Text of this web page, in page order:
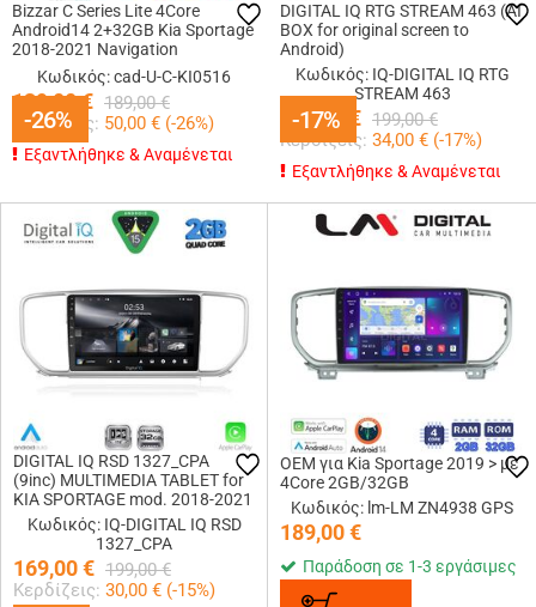
-26%
Bizzar C Series Lite 4Core
Android14 2+32GB Kia Sportage
2018-2021 Navigation
Multimedia Tablet 9
Κωδικός: cad-U-C-KI0516
139,00€ 189,00 €
Κερδίζεις: 50,00 € (-26%)
-26%
Εξαντλήθηκε & Αναμένεται
-17%
DIGITAL IQ RTG STREAM 463 (AI
BOX for original screen to
Android)
Κωδικός: IQ-DIGITAL IQ RTG
STREAM 463
165,00 € 199,00 €
Κερδίζεις: 34,00 € (-17%)
-17%
Εξαντλήθηκε & Αναμένεται
DIGITAL IQ RSD 1327_CPA
(9inc) MULTIMEDIA TABLET for
KIA SPORTAGE mod. 2018-2021
Κωδικός: IQ-DIGITAL IQ RSD
1327_CPA
169,00€ 199,00 €
Κερδίζεις: 30,00 € (-15%)
OEM για Kia Sportage 2019 > με
4Core 2GB/32GB
Κωδικός: lm-LM ZN4938 GPS
189,00€
Παράδοση σε 1-3 εργάσιμες